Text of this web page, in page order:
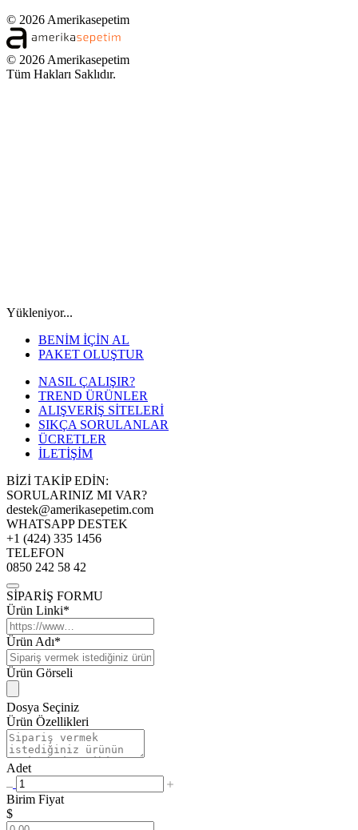
© 2026 Amerikasepetim
© 2026 Amerikasepetim
Tüm Hakları Saklıdır.
Yükleniyor...
BENİM İÇİN AL
PAKET OLUŞTUR
NASIL ÇALIŞIR?
TREND ÜRÜNLER
ALIŞVERİŞ SİTELERİ
SIKÇA SORULANLAR
ÜCRETLER
İLETİŞİM
BİZİ TAKİP EDİN:
SORULARINIZ MI VAR?
destek@amerikasepetim.com
WHATSAPP DESTEK
+1 (424) 335 1456
TELEFON
0850 242 58 42
SİPARİŞ FORMU
Ürün Linki*
Ürün Adı*
Ürün Görseli
Dosya Seçiniz
Ürün Özellikleri
Adet
Birim Fiyat
$